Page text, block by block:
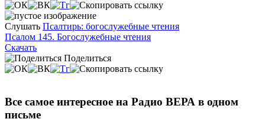
Слушать Псалтирь: богослужебные чтения
Псалом 145. Богослужебные чтения
Скачать
Поделиться
Все самое интересное на Радио ВЕРА в одном
письме